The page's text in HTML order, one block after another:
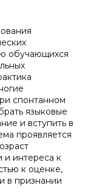
обучающихся
спонтанном
языковые
и вступить в
проявляется
и интереса к
к оценке,
в признании